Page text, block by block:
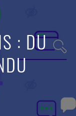
: DU